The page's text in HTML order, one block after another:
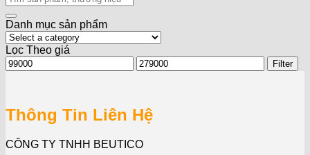
for:
Danh mục sản phẩm
Lọc Theo giá
Min
price
Max
price
Filter
Thông Tin Liên Hệ
CÔNG TY TNHH BEUTICO